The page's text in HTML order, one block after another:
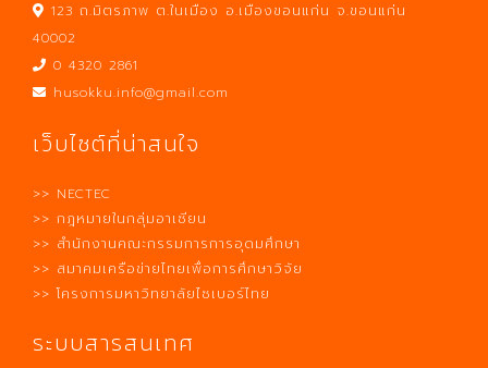
123 ถ.มิตรภาพ ต.ในเมือง อ.เมืองขอนแก่น จ.ขอนแก่น
40002
0 4320 2861
husokku.info@gmail.com
เว็บไซต์ที่น่าสนใจ
>> NECTEC
>> กฎหมายในกลุ่มอาเซียน
>> สำนักงานคณะกรรมการการอุดมศึกษา
>> สมาคมเครือข่ายไทยเพื่อการศึกษาวิจัย
>> โครงการมหาวิทยาลัยไซเบอร์ไทย
ระบบสารสนเทศ